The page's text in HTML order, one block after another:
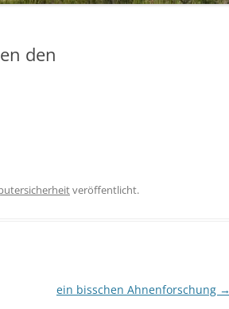
den
veröffentlicht.
ein bisschen Ahnenforschung →